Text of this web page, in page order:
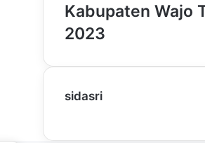
Kabupaten Wajo
2023
sidasri